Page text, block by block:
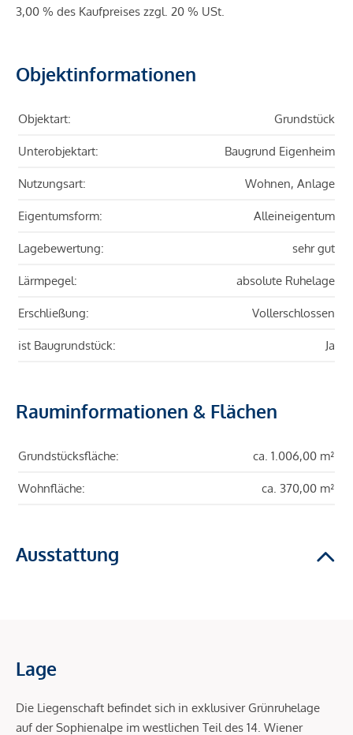
3,00 % des Kaufpreises zzgl. 20 % USt.
Objektinformationen
Objektart: Grundstück
Unterobjektart: Baugrund Eigenheim
Nutzungsart: Wohnen, Anlage
Eigentumsform: Alleineigentum
Lagebewertung: sehr gut
Lärmpegel: absolute Ruhelage
Erschließung: Vollerschlossen
ist Baugrundstück: Ja
Rauminformationen & Flächen
Grundstücksfläche: ca. 1.006,00 m²
Wohnfläche: ca. 370,00 m²
Ausstattung
Lage
Die Liegenschaft befindet sich in exklusiver Grünruhelage
auf der Sophienalpe im westlichen Teil des 14. Wiener